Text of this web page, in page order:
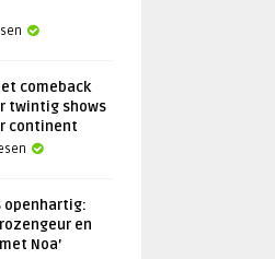
comeback
twintig shows
continent
openhartig:
en
Noa’